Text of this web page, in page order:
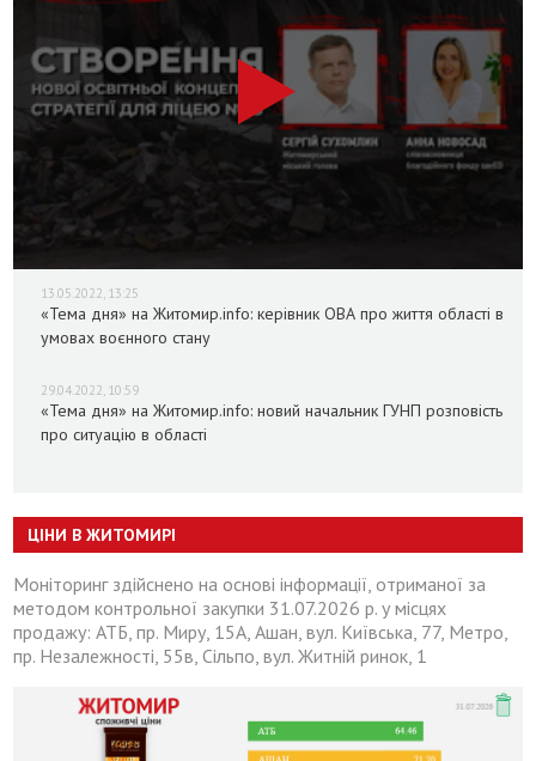
13.05.2022, 13:25
«Тема дня» на Житомир.info: керівник ОВА про життя області в
умовах воєнного стану
29.04.2022, 10:59
«Тема дня» на Житомир.info: новий начальник ГУНП розповість
про ситуацію в області
ЦІНИ В ЖИТОМИРІ
Моніторинг здійснено на основі інформації, отриманої за
методом контрольної закупки 31.07.2026 р. у місцях
продажу: АТБ, пр. Миру, 15А, Ашан, вул. Київська, 77, Метро,
пр. Незалежності, 55в, Сільпо, вул. Житній ринок, 1